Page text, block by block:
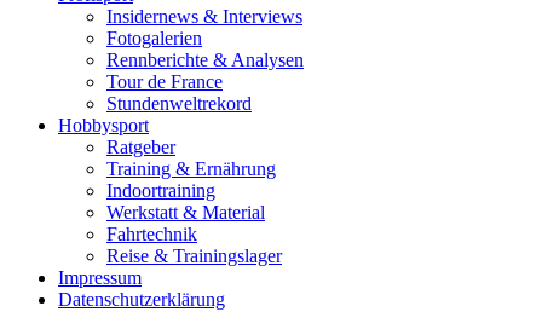
Insidernews & Interviews
Fotogalerien
Rennberichte & Analysen
Tour de France
Stundenweltrekord
Hobbysport
Ratgeber
Training & Ernährung
Indoortraining
Werkstatt & Material
Fahrtechnik
Reise & Trainingslager
Impressum
Datenschutzerklärung